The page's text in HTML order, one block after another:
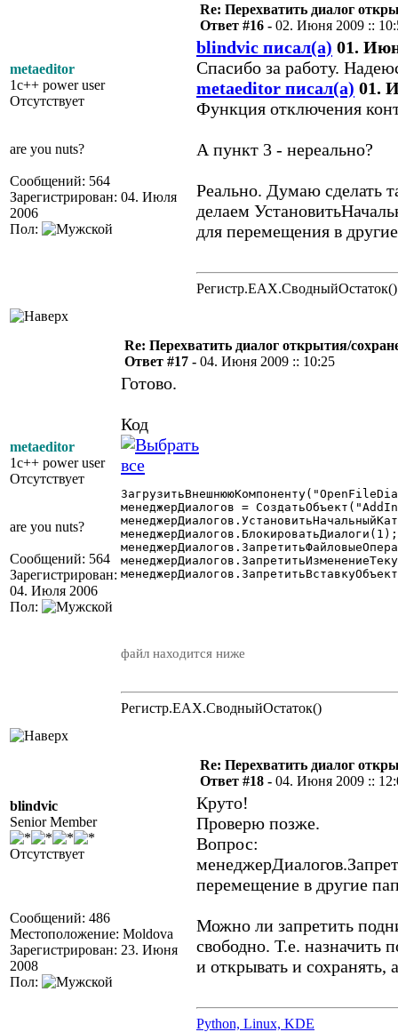
metaeditor
1c++ power user
Отсутствует
are you nuts?
Сообщений: 564
Зарегистрирован: 04. Июля
2006
Пол:
Re: Перехватить диалог
Ответ #16 - 02. Июня 2009 ::
blindvic писал(а) 01.
Спасибо за работу.
metaeditor писал(а) 01.
Функция отключения
А пункт 3 - нереально?
Реально. Думаю сделать
делаем
для перемещения в
Регистр.EAX.СводныйОстаток()
metaeditor
1c++ power user
Отсутствует
are you nuts?
Сообщений: 564
Зарегистрирован:
04. Июля 2006
Пол:
Re: Перехватить диалог открытия/
Ответ #17 - 04. Июня 2009 :: 10:25
Готово.
Код
менеджерДиалогов =
файл находится ниже
Регистр.EAX.СводныйОстаток()
blindvic
Senior Member
Отсутствует
Сообщений: 486
Местоположение: Moldova
Зарегистрирован: 23. Июня
2008
Пол:
Re: Перехватить диалог
Ответ #18 - 04. Июня 2009 ::
Круто!
Проверю позже.
Вопрос:
перемещение в другие
Можно ли запретить
свободно. Т.е. назначить
и открывать и сохранять,
Python, Linux, KDE